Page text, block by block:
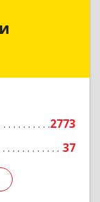
2773
37
обл,